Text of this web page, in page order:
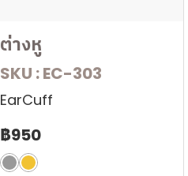
ต่างหู
SKU : EC-303
EarCuff
฿950